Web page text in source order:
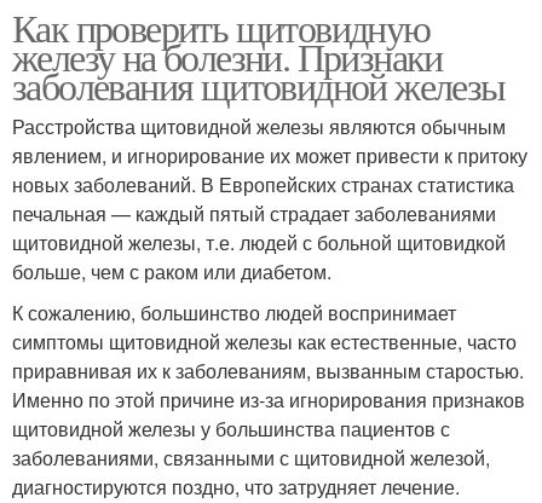
Как проверить щитовидную
железу на болезни. Признаки
заболевания щитовидной железы
Расстройства щитовидной железы являются обычным
явлением, и игнорирование их может привести к притоку
новых заболеваний. В Европейских странах статистика
печальная — каждый пятый страдает заболеваниями
щитовидной железы, т.е. людей с больной щитовидкой
больше, чем с раком или диабетом.
К сожалению, большинство людей воспринимает
симптомы щитовидной железы как естественные, часто
приравнивая их к заболеваниям, вызванным старостью.
Именно по этой причине из-за игнорирования признаков
щитовидной железы у большинства пациентов с
заболеваниями, связанными с щитовидной железой,
диагностируются поздно, что затрудняет лечение.